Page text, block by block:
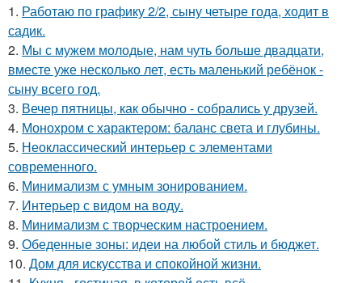
1. Работаю по графику 2/2, сыну четыре года, ходит в
садик.
2. Мы с мужем молодые, нам чуть больше двадцати,
вместе уже несколько лет, есть маленький ребёнок -
сыну всего год.
3. Вечер пятницы, как обычно - собрались у друзей.
4. Монохром с характером: баланс света и глубины.
5. Неоклассический интерьер с элементами
современного.
6. Минимализм с умным зонированием.
7. Интерьер с видом на воду.
8. Минимализм с творческим настроением.
9. Обеденные зоны: идеи на любой стиль и бюджет.
10. Дом для искусства и спокойной жизни.